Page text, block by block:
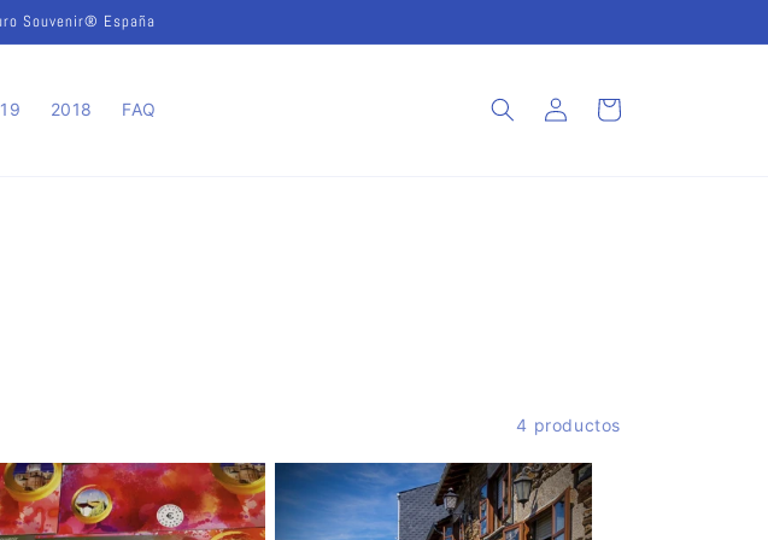
Souvenir® España
2018 FAQ
Iniciar
sesión
Carrito
4 productos